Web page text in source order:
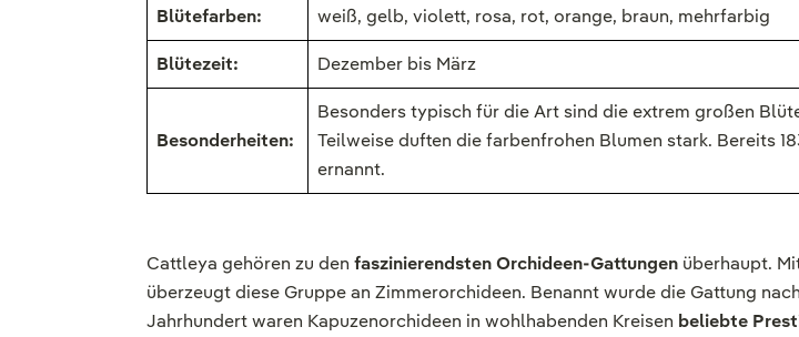
Blütefarben: weiß, gelb, violett, rosa, rot, orange, braun, mehrfarbig
Blütezeit: Dezember bis März
Besonderheiten:
Besonders typisch für die Art sind die extrem großen
Teilweise duften die farbenfrohen Blumen stark. Bereits
ernannt.
Cattleya gehören zu den faszinierendsten Orchideen-Gattungen überhaupt.
überzeugt diese Gruppe an Zimmerorchideen. Benannt wurde die Gattung
Jahrhundert waren Kapuzenorchideen in wohlhabenden Kreisen beliebte